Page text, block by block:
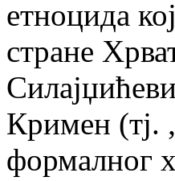
етноцида
стране
Кримен (тј.
формалног